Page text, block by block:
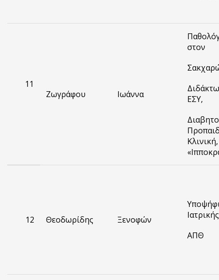
11
Ζωγράφου
Ιωάννα
στον
ΕΣΥ,
12 Θεοδωρίδης Ξενοφών
Ιατρικής
ΑΠΘ